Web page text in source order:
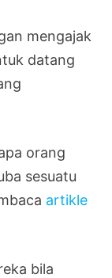
mengajak
datang
orang
sesuatu
artikle
bila